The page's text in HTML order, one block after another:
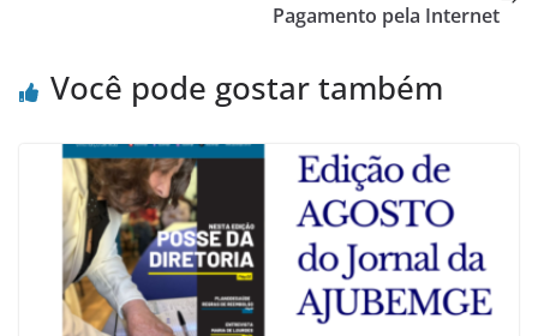
Pagamento pela Internet
Você pode gostar também